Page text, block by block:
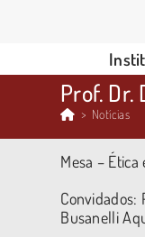
Prof. Dr.
> Notícias
Mesa – Ética
Convidados:
Busanelli